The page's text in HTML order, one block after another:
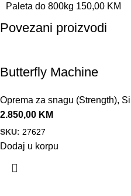
Paleta do 800kg 150,00 KM
Povezani proizvodi
Butterfly Machine
Oprema za snagu (Strength),
2.850,00 KM
SKU: 27627
Dodaj u korpu